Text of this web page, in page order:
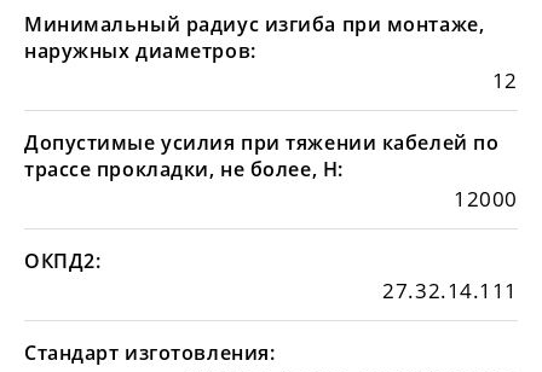
Минимальный радиус изгиба при монтаже,
наружных диаметров:
12
Допустимые усилия при тяжении кабелей по
трассе прокладки, не более, Н:
12000
ОКПД2:
27.32.14.111
Стандарт изготовления: